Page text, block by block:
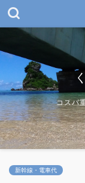
コスパ
新幹線・電車代